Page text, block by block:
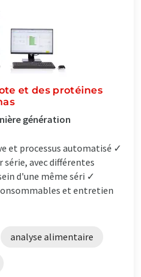
et des protéines
génération
et processus automatisé ✓
avec différentes
d'une même séri ✓
et entretien
analyse alimentaire